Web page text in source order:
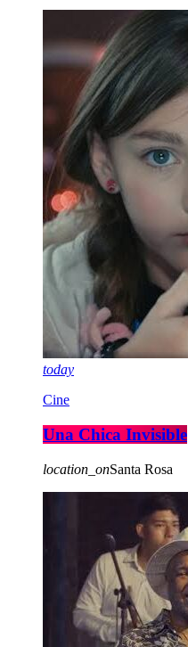
today
Cine
Una Chica Invisible
location_onSanta Rosa